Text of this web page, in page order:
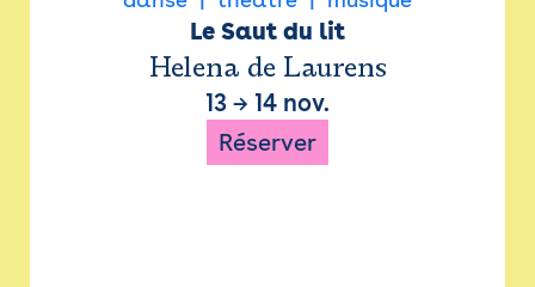
Le Saut du lit
Helena de Laurens
13 → 14 nov.
Réserver